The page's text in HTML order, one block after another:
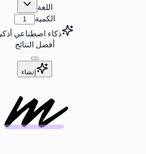
اللغة
الكمية
ذكاء اصطناعي
أفضل النتائج
إنشاء